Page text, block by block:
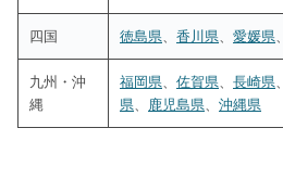
四国 徳島県 香川県 愛媛県
九州・沖
縄
福岡県 佐賀県 長崎県
県
鹿児島県 沖縄県